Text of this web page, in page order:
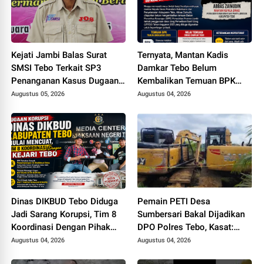
Kejati Jambi Balas Surat
SMSI Tebo Terkait SP3
Penanganan Kasus Dugaan
Korupsi di DPUPR Tebo Rp
Augustus 05, 2026
Ternyata, Mantan Kadis
Damkar Tebo Belum
Kembalikan Temuan BPK
Terkait Pencairan GU yang
Kepentingan Pribadi
Augustus 04, 2026
Dinas DIKBUD Tebo Diduga
Jadi Sarang Korupsi, Tim 8
Koordinasi Dengan Pihak
Kejari Tebo
Augustus 04, 2026
Pemain PETI Desa
Sumbersari Bakal Dijadikan
DPO Polres Tebo, Kasat:
Karena Tak Pernah Penuhi
Augustus 04, 2026